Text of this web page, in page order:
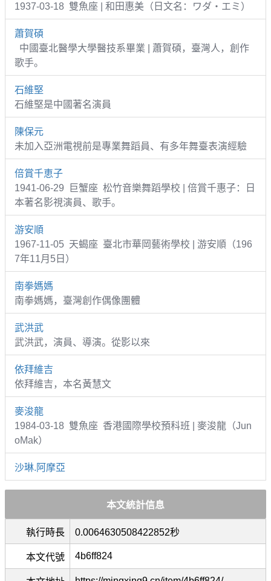
1937-03-18 雙魚座 | 和田惠美（日文名：ワダ・エミ）
蕭賀碩
中國臺北醫學大學醫技系畢業 | 蕭賀碩，臺灣人，創作
歌手。
石維堅
石維堅是中國著名演員
陳保元
未加入亞洲電視前是專業舞蹈員、有多年舞臺表演經驗
倍賞千恵子
1941-06-29 巨蟹座 松竹音樂舞蹈學校 | 倍賞千惠子：日
本著名影視演員、歌手。
游安順
1967-11-05 天蝎座 臺北市華岡藝術學校 | 游安順（196
7年11月5日）
南拳媽媽
南拳媽媽，臺灣創作偶像團體
武洪武
武洪武，演員、導演。從影以來
依拜維吉
依拜維吉，本名黃慧文
麥浚龍
1984-03-18 雙魚座 香港國際學校預科班 | 麥浚龍（Jun
oMak）
沙琳.阿摩亞
本文統計信息
執行時長 0.0064630508422852秒
本文代號 4b6ff824